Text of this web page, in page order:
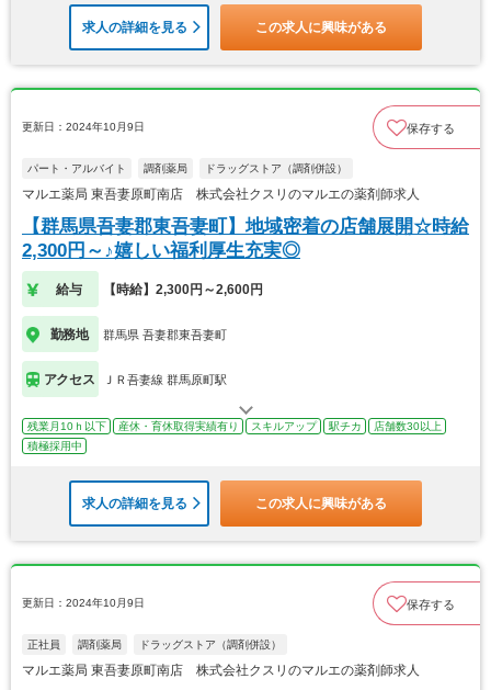
求人の詳細を見る この求人に興味がある
更新日：2024年10月9日 保存する
パート・アルバイト 調剤薬局 ドラッグストア（調剤併設）
マルエ薬局 東吾妻原町南店 株式会社クスリのマルエの薬剤師求人
【群馬県吾妻郡東吾妻町】地域密着の店舗展開☆時給
2,300円～♪嬉しい福利厚生充実◎
給与 【時給】2,300円～2,600円
勤務地 群馬県 吾妻郡東吾妻町
アクセス ＪＲ吾妻線 群馬原町駅
残業月10ｈ以下 産休・育休取得実績有り スキルアップ 駅チカ
店舗数30以上
積極採用中
求人の詳細を見る この求人に興味がある
更新日：2024年10月9日 保存する
正社員 調剤薬局 ドラッグストア（調剤併設）
マルエ薬局 東吾妻原町南店 株式会社クスリのマルエの薬剤師求人